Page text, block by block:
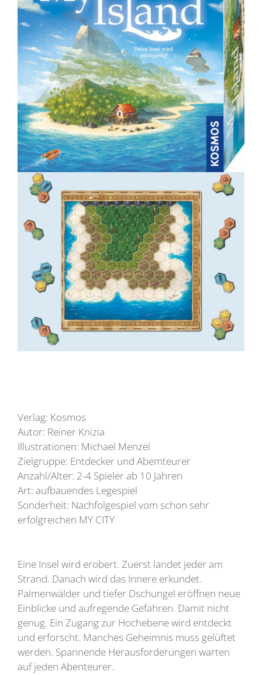
Verlag: Kosmos
Autor: Reiner Knizia
Illustrationen: Michael Menzel
Zielgruppe: Entdecker und Abemteurer
Anzahl/Alter: 2-4 Spieler ab 10 Jahren
Art: aufbauendes Legespiel
Sonderheit: Nachfolgespiel vom schon sehr
erfolgreichen MY CITY
Eine Insel wird erobert. Zuerst landet jeder am
Strand. Danach wird das Innere erkundet.
Palmenwälder und tiefer Dschungel eröffnen neue
Einblicke und aufregende Gefahren. Damit nicht
genug. Ein Zugang zur Hochebene wird entdeckt
und erforscht. Manches Geheimnis muss gelüftet
werden. Spannende Herausforderungen warten
auf jeden Abenteurer.